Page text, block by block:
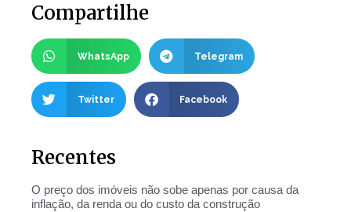
Compartilhe
WhatsApp Telegram
Twitter Facebook
Recentes
O preço dos imóveis não sobe apenas por causa da
inflação, da renda ou do custo da construção